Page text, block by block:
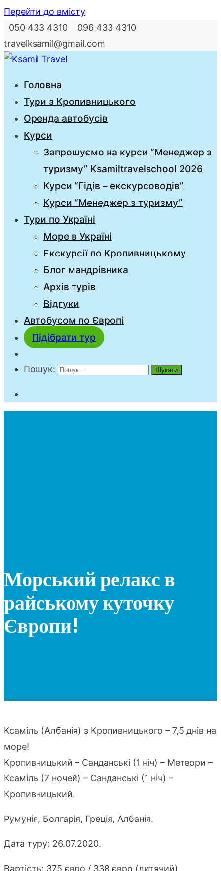
Перейти до вмісту
050 433 4310 096 433 4310
travelksamil@gmail.com
Ksamil Travel
Головна
Тури з Кропивницького
Оренда автобусів
Курси
Запрошуємо на курси “Менеджер з
туризму” Ksamiltravelschool 2026
Курси “Гідів – екскурсоводів”
Курси “Менеджер з туризму”
Тури по Україні
Море в Україні
Екскурсії по Кропивницькому
Блог мандрівника
Архів турів
Відгуки
Автобусом по Європі
Підібрати тур
Пошук:
Морський релакс в
райському куточку
Європи!
Ксаміль (Албанія) з Кропивницького – 7,5 днів на
море!
Кропивницький – Санданські (1 ніч) – Метеори –
Ксаміль (7 ночей) – Санданські (1 ніч) –
Кропивницький.
Румунія, Болгарія, Греція, Албанія.
Дата туру: 26.07.2020.
Вартість: 375 євро / 338 євро (дитячий)